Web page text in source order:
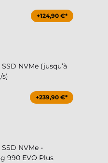
+124,90 €*
NVMe (jusqu’à
s)
+239,90 €*
NVMe -
990 EVO Plus